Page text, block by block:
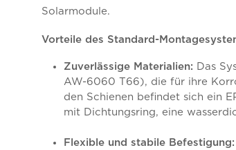
Solarmodule.
Vorteile des Standard-
Zuverlässige Materialien: Das
AW-6060 T66), die für ihre
den Schienen befindet sich ein
mit Dichtungsring, eine
Flexible und stabile Befestigung: